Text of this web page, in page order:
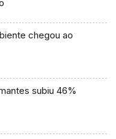
chegou ao
subiu 46%